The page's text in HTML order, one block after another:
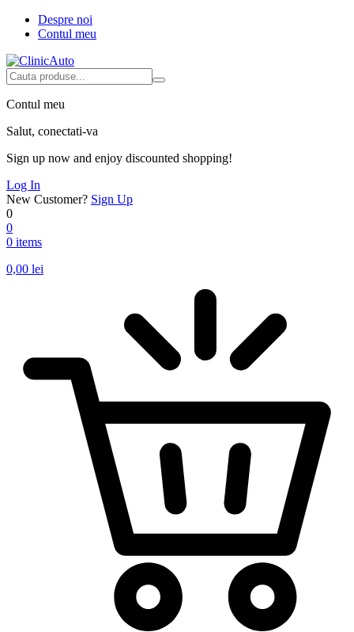
Despre noi
Contul meu
Contul meu
Salut, conectati-va
Sign up now and enjoy discounted shopping!
Log In
New Customer? Sign Up
0
0
0 items
0,00 lei